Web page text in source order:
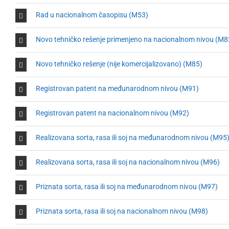
Rad u nacionalnom časopisu (М53)
Novo tehničko rešenje primenjeno na nacionalnom nivou
Novo tehničko rešenje (nije komercijalizovano) (М85)
Registrovan patent na međunarodnom nivou (М91)
Registrovan patent na nacionalnom nivou (М92)
Realizovana sorta, rasa ili soj na međunarodnom nivou (М95)
Realizovana sorta, rasa ili soj na nacionalnom nivou (М96)
Priznata sorta, rasa ili soj na međunarodnom nivou (М97)
Priznata sorta, rasa ili soj na nacionalnom nivou (М98)